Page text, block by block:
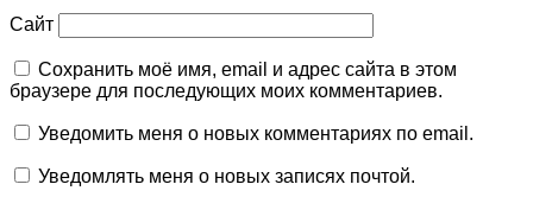
Сайт
Сохранить моё имя, email и адрес сайта в этом
браузере для последующих моих комментариев.
Уведомить меня о новых комментариях по email.
Уведомлять меня о новых записях почтой.